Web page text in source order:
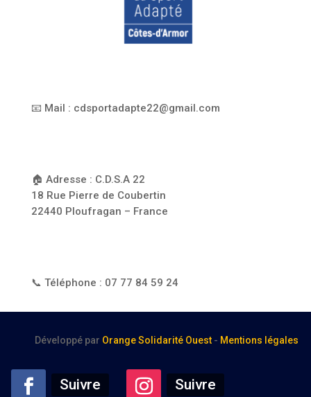
📧 Mail : cdsportadapte22@gmail.com
🏠 Adresse : C.D.S.A 22
18 Rue Pierre de Coubertin
22440 Ploufragan – France
📞 Téléphone : 07 77 84 59 24
Développé par Orange Solidarité Ouest - Mentions légales
Suivre Suivre